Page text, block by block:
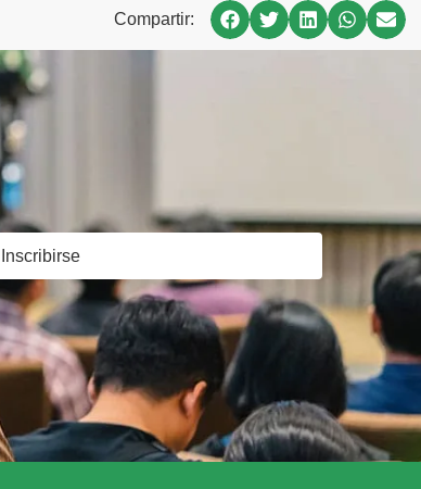
Compartir:
Inscribirse